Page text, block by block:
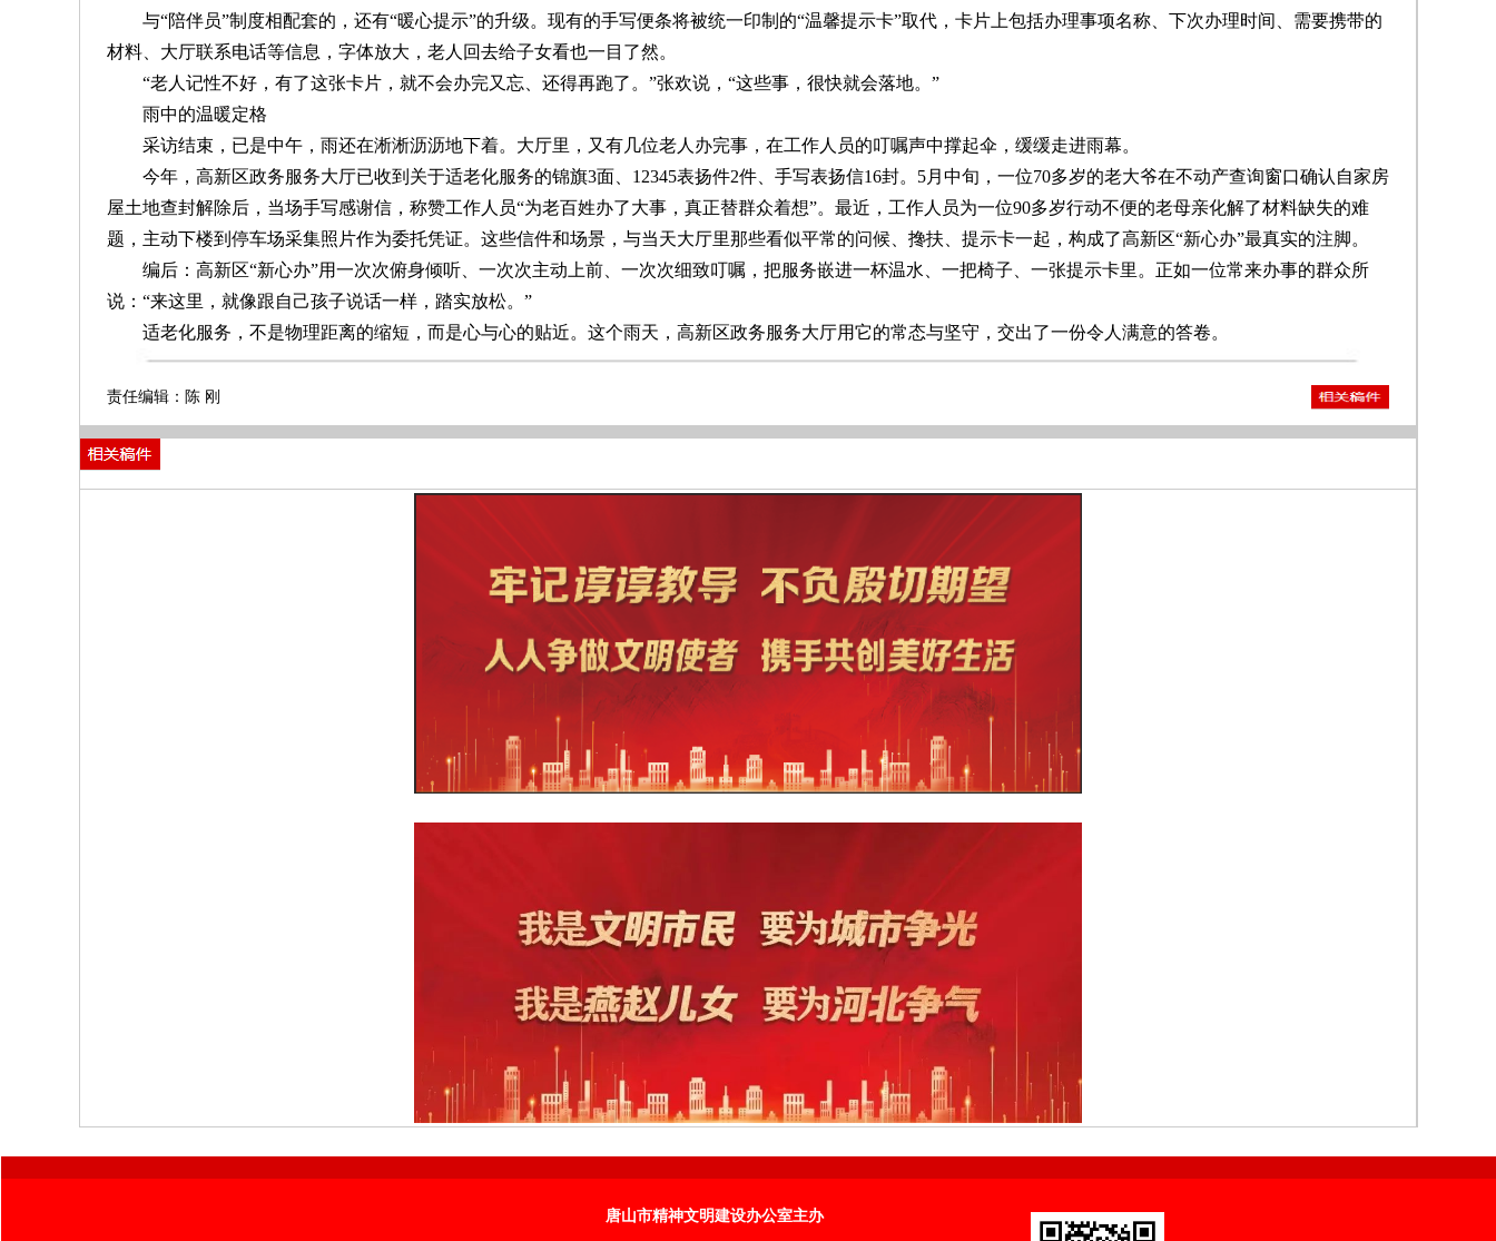
与“陪伴员”制度相配套的，还有“暖心提示”的升级。现有的手写便条将被统一印制的“温馨提示卡”取代，卡片上包括办理事项名称、下次办理时间、需要携带的
材料、大厅联系电话等信息，字体放大，老人回去给子女看也一目了然。
“老人记性不好，有了这张卡片，就不会办完又忘、还得再跑了。”张欢说，“这些事，很快就会落地。”
雨中的温暖定格
采访结束，已是中午，雨还在淅淅沥沥地下着。大厅里，又有几位老人办完事，在工作人员的叮嘱声中撑起伞，缓缓走进雨幕。
今年，高新区政务服务大厅已收到关于适老化服务的锦旗3面、12345表扬件2件、手写表扬信16封。5月中旬，一位70多岁的老大爷在不动产查询窗口确认自家房
屋土地查封解除后，当场手写感谢信，称赞工作人员“为老百姓办了大事，真正替群众着想”。最近，工作人员为一位90多岁行动不便的老母亲化解了材料缺失的难
题，主动下楼到停车场采集照片作为委托凭证。这些信件和场景，与当天大厅里那些看似平常的问候、搀扶、提示卡一起，构成了高新区“新心办”最真实的注脚。
编后：高新区“新心办”用一次次俯身倾听、一次次主动上前、一次次细致叮嘱，把服务嵌进一杯温水、一把椅子、一张提示卡里。正如一位常来办事的群众所
说：“来这里，就像跟自己孩子说话一样，踏实放松。”
适老化服务，不是物理距离的缩短，而是心与心的贴近。这个雨天，高新区政务服务大厅用它的常态与坚守，交出了一份令人满意的答卷。
责任编辑：陈 刚